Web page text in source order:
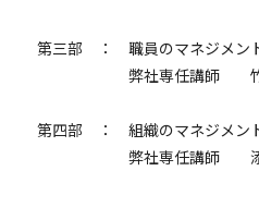
第三部 ： 職員のマネジメン
弊社専任講師 竹
第四部 ： 組織のマネジメン
弊社専任講師 添